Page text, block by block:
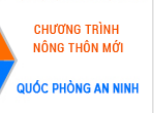
công
đẩy mạnh
chính
chính
tại Hội
- 2025
Đề án 190
sản